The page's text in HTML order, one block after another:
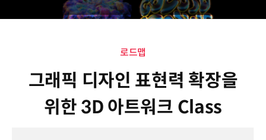
로드맵
그래픽 디자인 표현력 확장을
위한 3D 아트워크 Class